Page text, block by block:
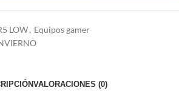
LOW, Equipos gamer
VALORACIONES (0)